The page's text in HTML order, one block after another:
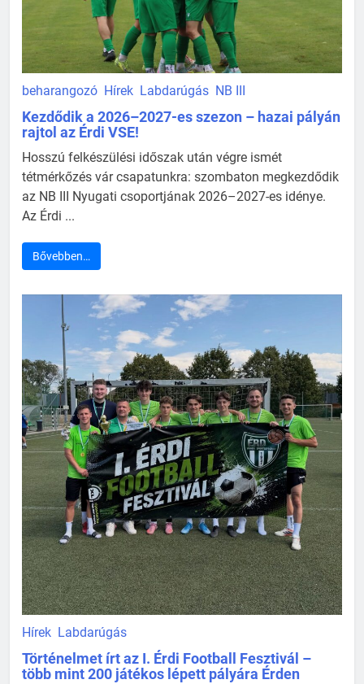
beharangozó Hírek Labdarúgás NB III
Kezdődik a 2026–2027-es szezon – hazai pályán
rajtol az Érdi VSE!
Hosszú felkészülési időszak után végre ismét
tétmérkőzés vár csapatunkra: szombaton megkezdődik
az NB III Nyugati csoportjának 2026–2027-es idénye.
Az Érdi ...
Bővebben…
Hírek Labdarúgás
Történelmet írt az I. Érdi Football Fesztivál –
több mint 200 játékos lépett pályára Érden